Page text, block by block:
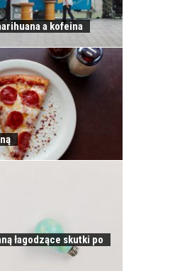
a kofeina
łagodzące skutki po